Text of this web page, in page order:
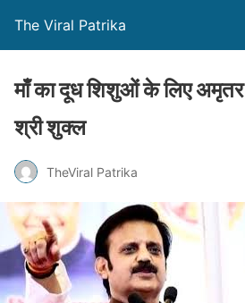
The Viral Patrika
माँ का दूध शिशुओं के लिए
श्री शुक्ल
TheViral Patrika